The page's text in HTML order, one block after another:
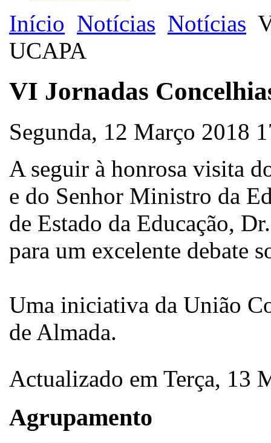
Início Notícias Notícias
UCAPA
VI Jornadas
Segunda, 12 Março 2018
A seguir à honrosa visita
e do Senhor Ministro da
de Estado da Educação,
para um excelente debate
Uma iniciativa da União
de Almada.
Actualizado em Terça, 13
Agrupamento